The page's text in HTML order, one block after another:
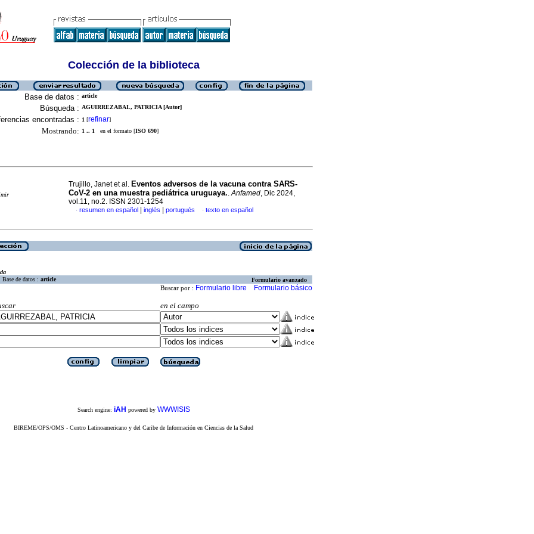
Colección de la biblioteca
Base de datos : article
Búsqueda : AGUIRREZABAL, PATRICIA [Autor]
encontradas : 1 [refinar]
Mostrando: 1 .. 1 en el formato [ISO 690]
Trujillo, Janet et al. Eventos adversos de la vacuna contra SARS-
CoV-2 en una muestra pediátrica uruguaya..Anfamed, Dic 2024,
vol.11, no.2. ISSN 2301-1254
· resumen en español inglés portugués · texto en español
Base de datos : article Formulario avanzado
Buscar por : Formulario libre Formulario básico
en el campo
Search engine: iAH powered by WWWISIS
BIREME/OPS/OMS - Centro Latinoamericano y del Caribe de Información en Ciencias de la Salud